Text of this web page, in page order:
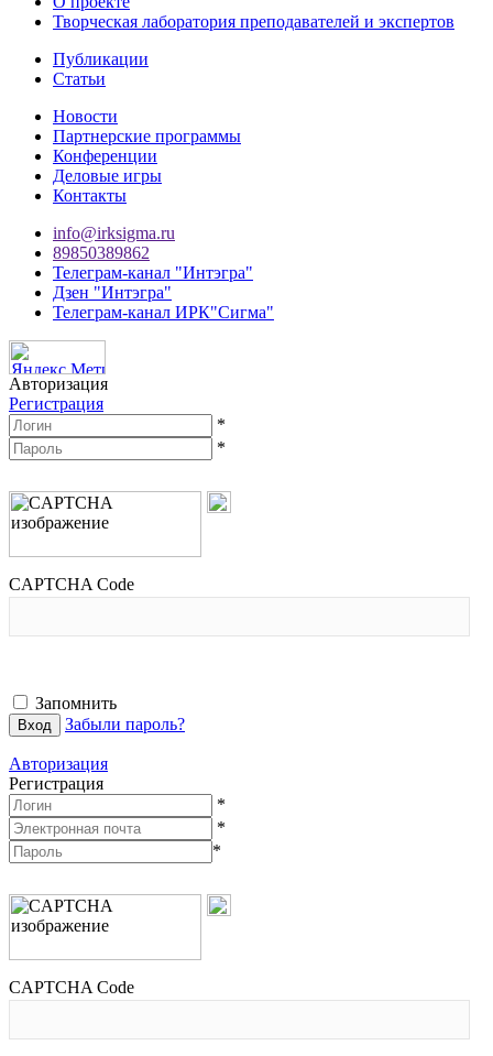
Творческая лаборатория преподавателей и экспертов
Публикации
Статьи
Новости
Партнерские программы
Конференции
Деловые игры
Контакты
info@irksigma.ru
89850389862
Телеграм-канал "Интэгра"
Дзен "Интэгра"
Телеграм-канал ИРК"Сигма"
Авторизация
Регистрация
*
*
CAPTCHA Code
Запомнить
Забыли пароль?
Авторизация
Регистрация
*
*
*
CAPTCHA Code